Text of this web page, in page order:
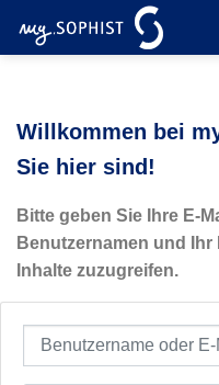
Inhalt
Willkommen bei
Sie hier sind!
Bitte geben Sie Ihre E-
Benutzernamen und
Inhalte zuzugreifen.
Benutzername oder E-